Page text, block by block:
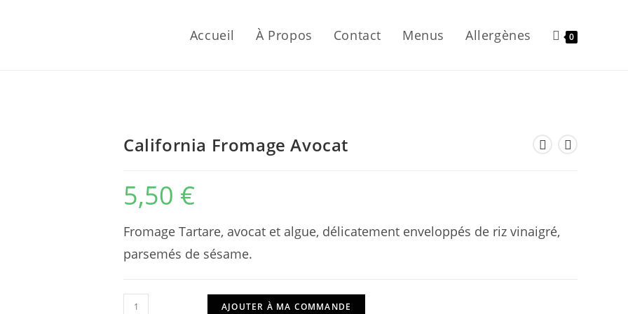
Accueil À Propos Contact Menus Allergènes 0
California Fromage Avocat
5,50 €
Fromage Tartare, avocat et algue, délicatement enveloppés de riz vinaigré,
parsemés de sésame.
quantité
AJOUTER À MA COMMANDE